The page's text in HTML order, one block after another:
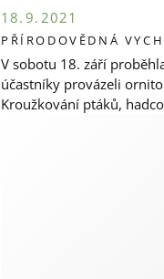
18. 9. 2021
PŘÍRODOVĚDNÁ
V sobotu 18. září
účastníky provázeli
Kroužkování ptáků,